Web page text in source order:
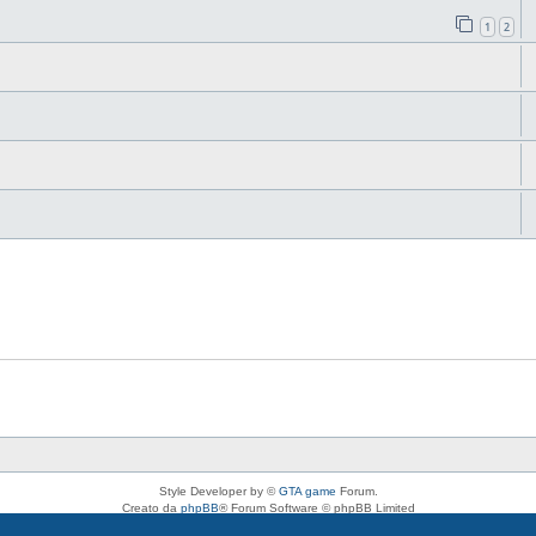
1 2
Style Developer by ©GTA game Forum.
Creato da phpBB® Forum Software © phpBB Limited